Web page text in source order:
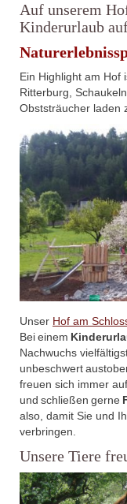
Auf unserem
Kinderurlaub
Ein Highlight am Hof
Ritterburg,
Obststräucher laden
Unser Hof am
Bei einem
Nachwuchs
unbeschwert
freuen sich immer
und schließen gerne
also, damit Sie und
verbringen.
Unsere Tiere